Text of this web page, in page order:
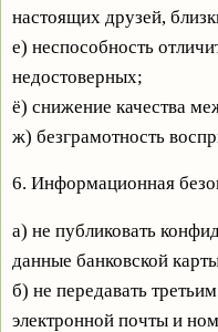
настоящих друзей,
е) неспособность
недостоверных;
ё) снижение качества
ж) безграмотность
6. Информационная
а) не публиковать
данные банковской
б) не передавать
электронной почты и